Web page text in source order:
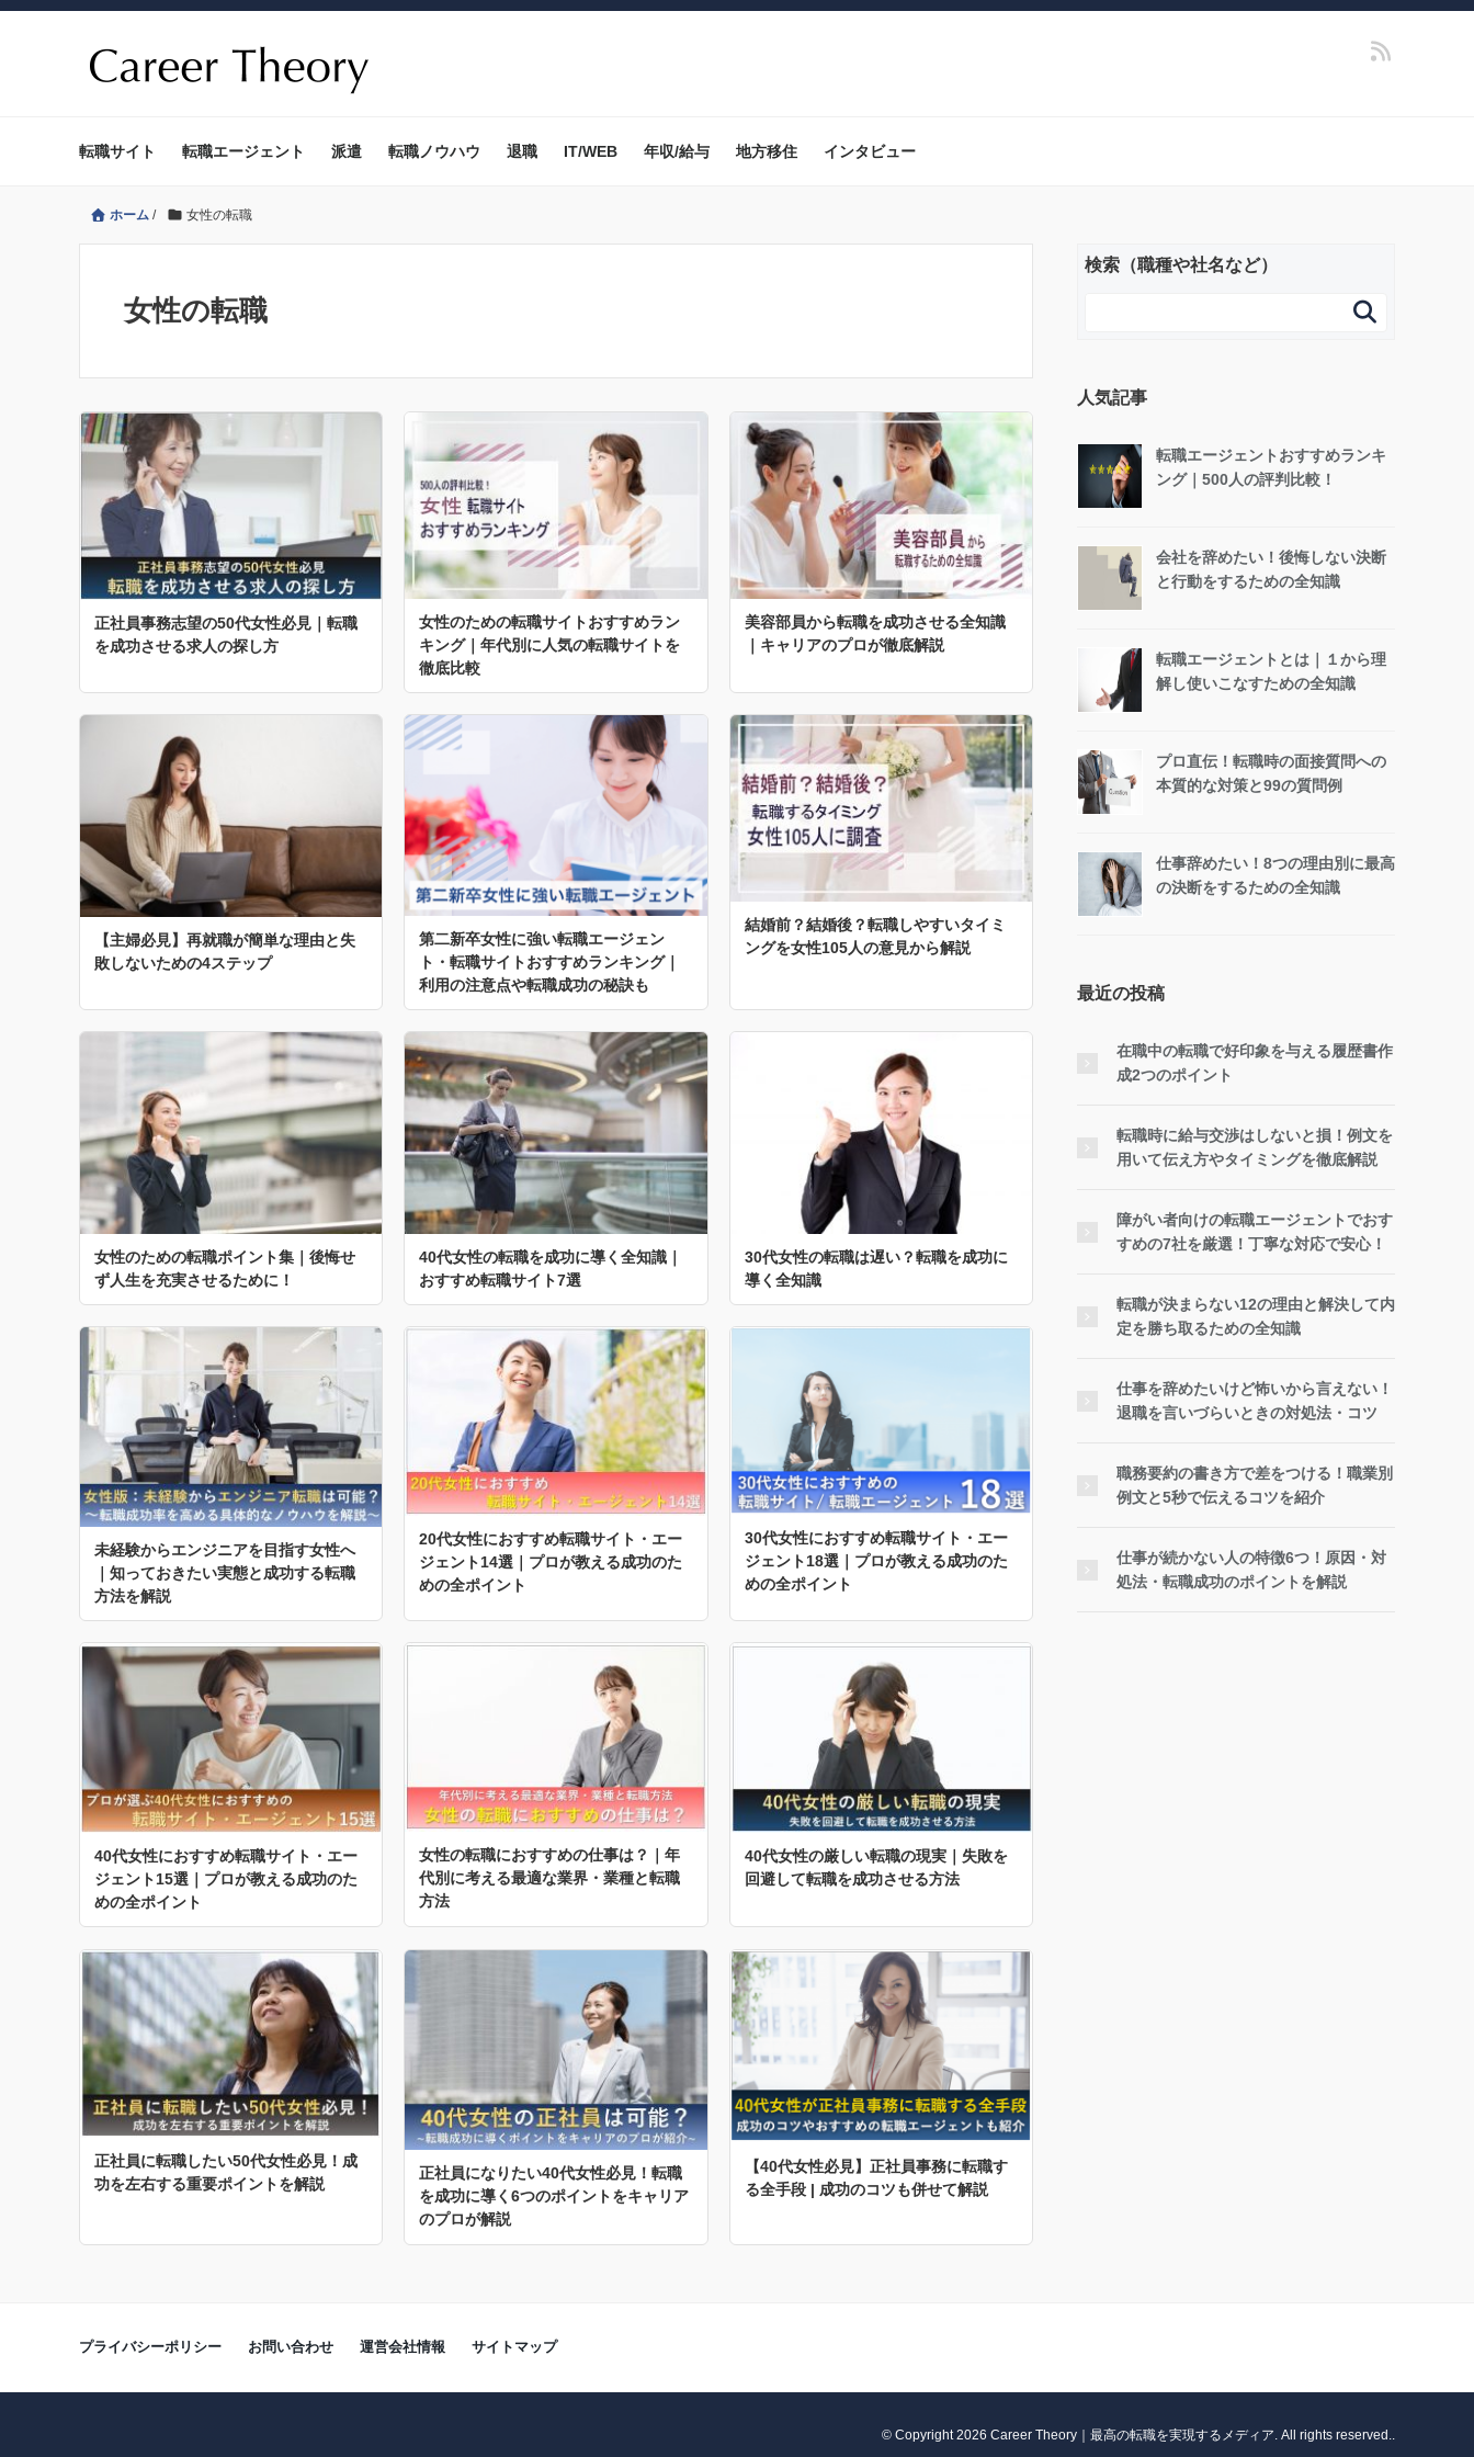
転職サイト 転職エージェント 派遣 転職ノウハウ 退職 IT/WEB 年収/給与 地方移住 インタビュー
ホーム / 女性の転職
女性の転職
正社員事務志望の50代女性必見｜転職
を成功させる求人の探し方
女性のための転職サイトおすすめラン
キング｜年代別に人気の転職サイトを
徹底比較
美容部員から転職を成功させる全知識
｜キャリアのプロが徹底解説
【主婦必見】再就職が簡単な理由と失
敗しないための4ステップ
第二新卒女性に強い転職エージェン
ト・転職サイトおすすめランキング｜
利用の注意点や転職成功の秘訣も
結婚前？結婚後？転職しやすいタイミ
ングを女性105人の意見から解説
女性のための転職ポイント集｜後悔せ
ず人生を充実させるために！
40代女性の転職を成功に導く全知識｜
おすすめ転職サイト7選
30代女性の転職は遅い？転職を成功に
導く全知識
未経験からエンジニアを目指す女性へ
｜知っておきたい実態と成功する転職
方法を解説
20代女性におすすめ転職サイト・エー
ジェント14選｜プロが教える成功のた
めの全ポイント
30代女性におすすめ転職サイト・エー
ジェント18選｜プロが教える成功のた
めの全ポイント
40代女性におすすめ転職サイト・エー
ジェント15選｜プロが教える成功のた
めの全ポイント
女性の転職におすすめの仕事は？｜年
代別に考える最適な業界・業種と転職
方法
40代女性の厳しい転職の現実｜失敗を
回避して転職を成功させる方法
正社員に転職したい50代女性必見！成
功を左右する重要ポイントを解説
正社員になりたい40代女性必見！転職
を成功に導く6つのポイントをキャリア
のプロが解説
【40代女性必見】正社員事務に転職す
る全手段 | 成功のコツも併せて解説
検索（職種や社名など）

人気記事
転職エージェントおすすめランキ
ング｜500人の評判比較！
会社を辞めたい！後悔しない決断
と行動をするための全知識
転職エージェントとは｜１から理
解し使いこなすための全知識
プロ直伝！転職時の面接質問への
本質的な対策と99の質問例
仕事辞めたい！8つの理由別に最高
の決断をするための全知識
最近の投稿
在職中の転職で好印象を与える履歴書作
成2つのポイント
転職時に給与交渉はしないと損！例文を
用いて伝え方やタイミングを徹底解説
障がい者向けの転職エージェントでおす
すめの7社を厳選！丁寧な対応で安心！
転職が決まらない12の理由と解決して内
定を勝ち取るための全知識
仕事を辞めたいけど怖いから言えない！
退職を言いづらいときの対処法・コツ
職務要約の書き方で差をつける！職業別
例文と5秒で伝えるコツを紹介
仕事が続かない人の特徴6つ！原因・対
処法・転職成功のポイントを解説
プライバシーポリシー お問い合わせ 運営会社情報 サイトマップ
© Copyright 2026 Career Theory｜最高の転職を実現するメディア. All rights reserved..